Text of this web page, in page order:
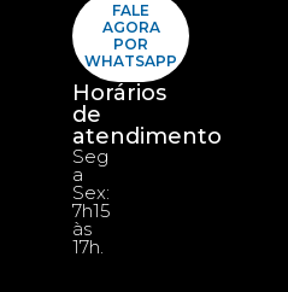
FALE
AGORA
POR
WHATSAPP
Horários
de
atendimento
Seg
a
Sex:
7h15
às
17h.